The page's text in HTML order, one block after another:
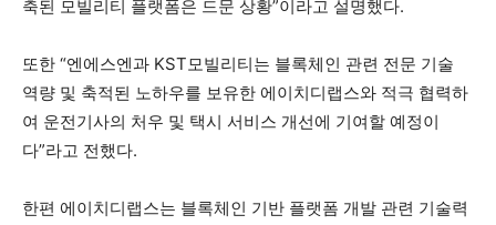
축된 모빌리티 플랫폼은 드문 상황”이라고 설명했다.
또한 “엔에스엔과 KST모빌리티는 블록체인 관련 전문 기술
역량 및 축적된 노하우를 보유한 에이치디랩스와 적극 협력하
여 운전기사의 처우 및 택시 서비스 개선에 기여할 예정이
다”라고 전했다.
한편 에이치디랩스는 블록체인 기반 플랫폼 개발 관련 기술력